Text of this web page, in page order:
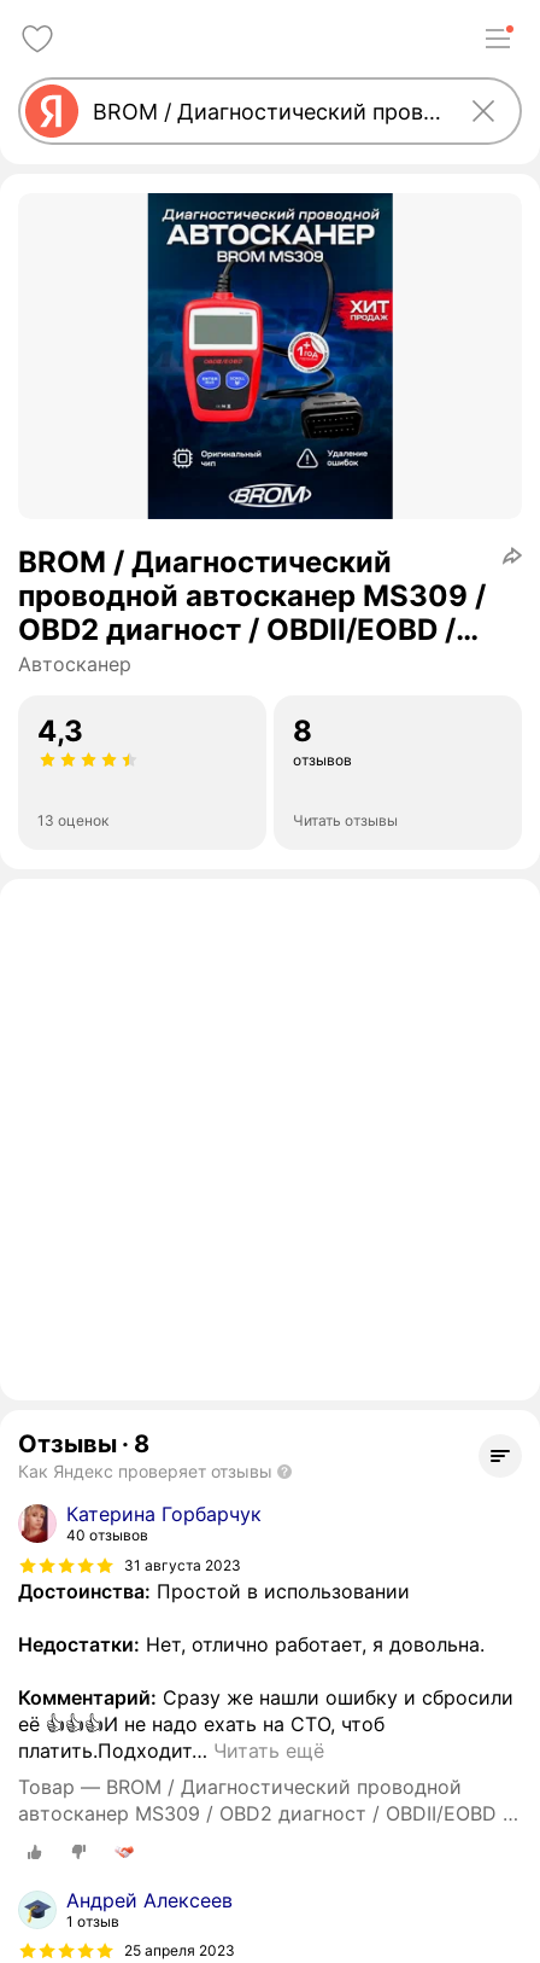
BROM / Диагностический
проводной автосканер MS309 /
OBD2 диагност / OBDII/EOBD /
OBD Car Doctor
Автосканер
4,3
13 оценок
8
отзывов
Читать отзывы
Отзывы · 8
Как Яндекс проверяет отзывы
Катерина Горбарчук
40 отзывов
31 августа 2023
Достоинства: Простой в использовании
Недостатки: Нет, отлично работает, я довольна.
Комментарий: Сразу же нашли ошибку и сбросили
её 👍👍👍И не надо ехать на СТО, чтоб
платить.Подходит… Читать ещё
Товар — BROM / Диагностический проводной
автосканер MS309 / OBD2 диагност / OBDII/EOBD /
OBD Car Doctor
Андрей Алексеев
1 отзыв
25 апреля 2023